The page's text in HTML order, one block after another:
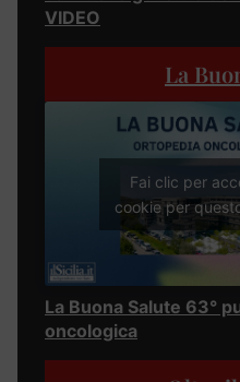
VIDEO
La
Fai clic per
cookie per
La Buona Salute 63°
oncologica